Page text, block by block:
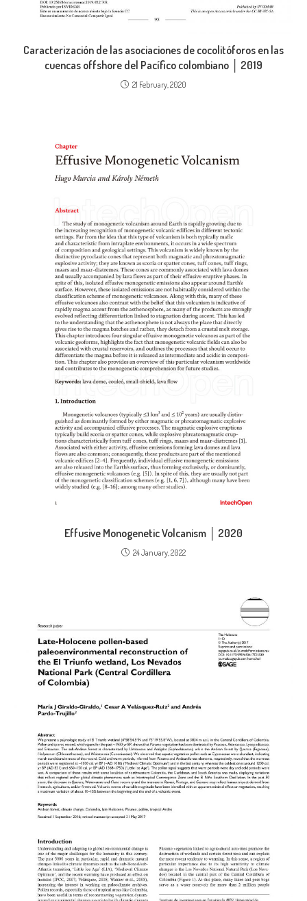
Caracterización de las asociaciones de cocolitóforos en las
cuencas offshore del Pacífico colombiano │ 2019
21 February, 2020
Effusive Monogenetic Volcanism │ 2020
24 January, 2022